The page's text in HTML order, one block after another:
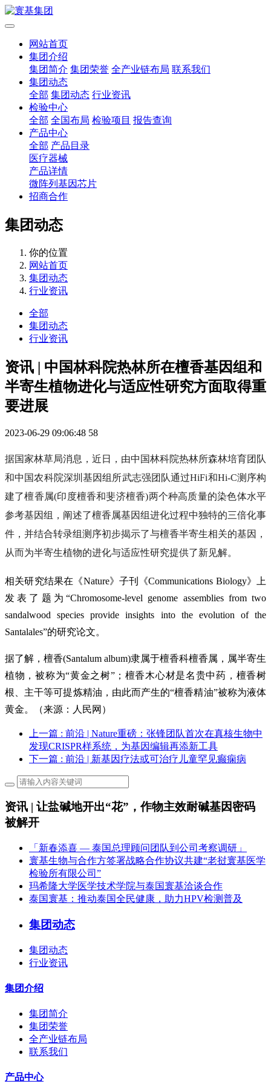
网站首页
集团介绍
集团简介 集团荣誉 全产业链布局 联系我们
集团动态
全部 集团动态 行业资讯
检验中心
全部 全国布局 检验项目 报告查询
产品中心
全部 产品目录
医疗器械
产品详情
微阵列基因芯片
招商合作
集团动态
你的位置
网站首页
集团动态
行业资讯
全部
集团动态
行业资讯
资讯 | 中国林科院热林所在檀香基因组和
半寄生植物进化与适应性研究方面取得重
要进展
2023-06-29 09:06:48 58
据国家林草局消息，近日，由中国林科院热林所森林培育团队
和中国农科院深圳基因组所武志强团队通过HiFi和Hi-C测序构
建了檀香属(印度檀香和斐济檀香)两个种高质量的染色体水平
参考基因组，阐述了檀香属基因组进化过程中独特的三倍化事
件，并结合转录组测序初步揭示了与檀香半寄生相关的基因，
从而为半寄生植物的进化与适应性研究提供了新见解。
相关研究结果在《Nature》子刊《Communications Biology》上
发表了题为“Chromosome-level genome assemblies from two
sandalwood species provide insights into the evolution of the
Santalales”的研究论文。
据了解，檀香(Santalum album)隶属于檀香科檀香属，属半寄生
植物，被称为“黄金之树”；檀香木心材是名贵中药，檀香树
根、主干等可提炼精油，由此而产生的“檀香精油”被称为液体
黄金。（来源：人民网）
上一篇 : 前沿 | Nature重磅：张锋团队首次在真核生物中
发现CRISPR样系统，为基因编辑再添新工具
下一篇 : 前沿 | 新基因疗法或可治疗儿童罕见癫痫病
资讯 | 让盐碱地开出“花”，作物主效耐碱基因密码
被解开
「新春添喜 — 泰国总理顾问团队到公司考察调研」
寰基生物与合作方签署战略合作协议共建“老挝寰基医学
检验所有限公司”
玛希隆大学医学技术学院与泰国寰基洽谈合作
泰国寰基：推动泰国全民健康，助力HPV检测普及
集团动态
集团动态
行业资讯
集团介绍
集团简介
集团荣誉
全产业链布局
联系我们
产品中心